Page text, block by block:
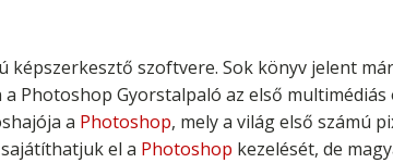
képszerkesztő szoftvere. Sok könyv jelent
Photoshop Gyorstalpaló az első multimédiás
a Photoshop, mely a világ első számú
el a Photoshop kezelését, de